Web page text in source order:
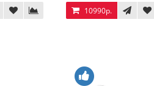
10990р.